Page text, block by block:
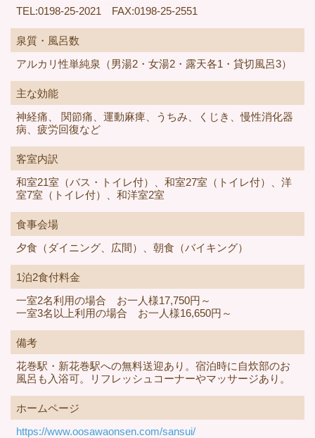
TEL:0198-25-2021 FAX:0198-25-2551
泉質・風呂数
アルカリ性単純泉（男湯2・女湯2・露天各1・貸切風呂3）
主な効能
神経痛、 関節痛、運動麻痺、うちみ、くじき、慢性消化器
病、疲労回復など
客室内訳
和室21室（バス・トイレ付）、和室27室（トイレ付）、洋
室7室（トイレ付）、和洋室2室
食事会場
夕食（ダイニング、広間）、朝食（バイキング）
1泊2食付料金
一室2名利用の場合 お一人様17,750円～
一室3名以上利用の場合 お一人様16,650円～
備考
花巻駅・新花巻駅への無料送迎あり。宿泊時に自炊部のお
風呂も入浴可。リフレッシュコーナーやマッサージあり。
ホームページ
https://www.oosawaonsen.com/sansui/